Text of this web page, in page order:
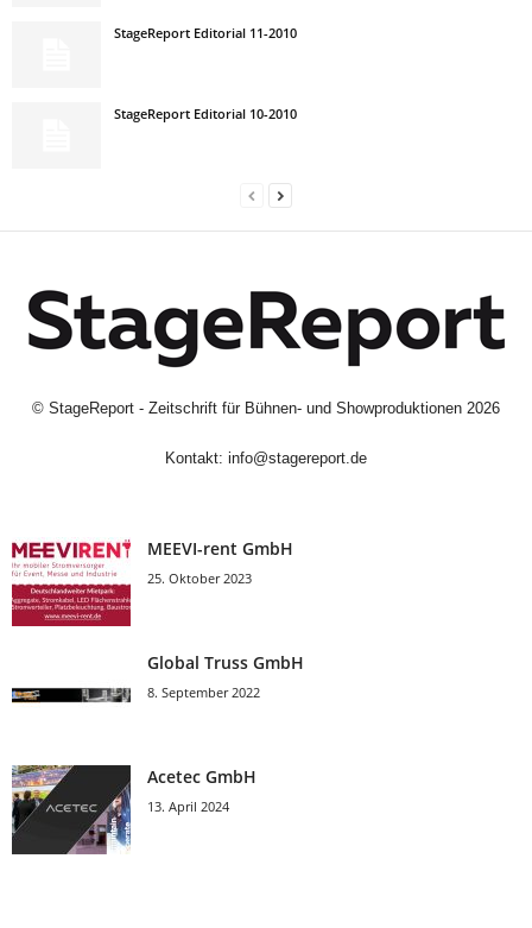
StageReport Editorial 11-2010
StageReport Editorial 10-2010
© StageReport - Zeitschrift für Bühnen- und Showproduktionen 2026
Kontakt: info@stagereport.de
MEEVI-rent GmbH
25. Oktober 2023
Global Truss GmbH
8. September 2022
Acetec GmbH
13. April 2024